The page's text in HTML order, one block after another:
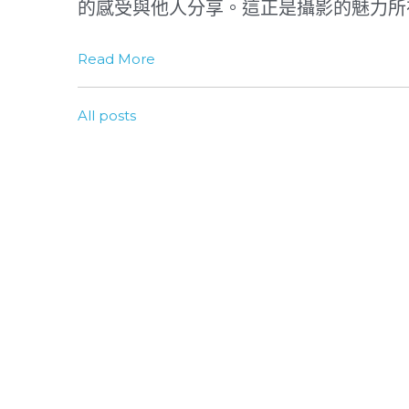
的感受與他人分享。這正是攝影的魅力
Read More
All posts